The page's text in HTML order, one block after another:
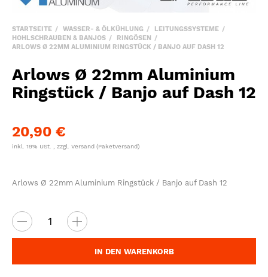
STARTSEITE WASSER- & ÖLKÜHLUNG
LEITUNGSSYSTEME
HOHLSCHRAUBEN & BANJOS
RINGÖSEN
ARLOWS Ø 22MM ALUMINIUM RINGSTÜCK / BANJO AUF DASH 12
Arlows Ø 22mm Aluminium
Ringstück / Banjo auf Dash 12
20,90 €
inkl. 19% USt. , zzgl. Versand (Paketversand)
Arlows Ø 22mm Aluminium Ringstück / Banjo auf Dash 12
IN DEN WARENKORB